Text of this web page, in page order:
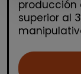
superior al